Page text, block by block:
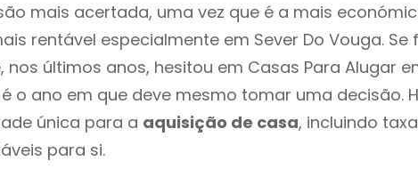
mais acertada, uma vez que é a mais
rentável especialmente em Sever Do Vouga. Se
nos últimos anos, hesitou em Casas Para Alugar
o ano em que deve mesmo tomar uma decisão.
única para a aquisição de casa, incluindo
para si.